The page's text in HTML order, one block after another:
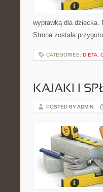
wyprawką dla dziecka.
Strona została
CATEGORIES: DIETA,
KAJAKI I
POSTED BY ADMIN